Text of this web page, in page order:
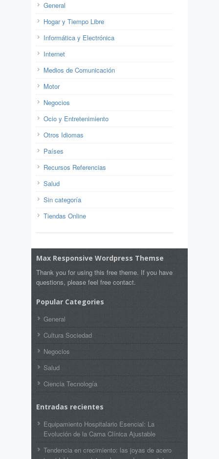
General
Hogar y Tiempo Libre
Informática y Electrónica
Internet
Medios de Comunicación
Motor
Negocios
Ocio y Entretenimiento
Otros Idiomas
Países
Recursos Referencias
Salud
Sin categoría
Tiendas Online
Max Responsive Wordpress Themse
Thank you for using this free theme. If you have
questions, please feel free contact.
Popular Categories
General
Cultura Sociedad
Negocios
Salud
Ciencia Tecnología
Entradas recientes
Equipamiento Hospitalario Esencial: La
Evolución de la Cama Clínica Ajustable
Tendencia en crecimiento: las joyas de acero